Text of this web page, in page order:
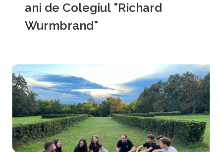
ani de Colegiul "Richard
Wurmbrand"